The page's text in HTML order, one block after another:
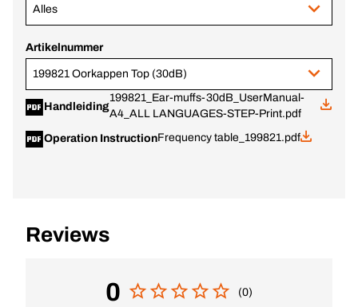
Alles
Artikelnummer
199821 Oorkappen Top (30dB)
Handleiding
199821_Ear-muffs-30dB_UserManual-
A4_ALL LANGUAGES-STEP-Print.pdf
Operation InstructionFrequency table_199821.pdf
Reviews
0 (0)